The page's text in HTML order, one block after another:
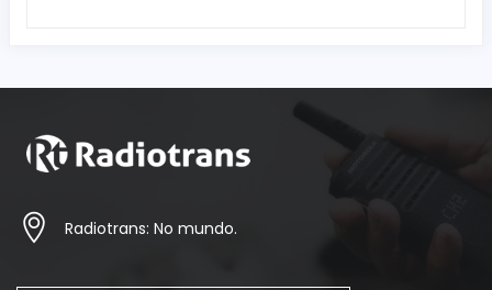
Radiotrans: No mundo.